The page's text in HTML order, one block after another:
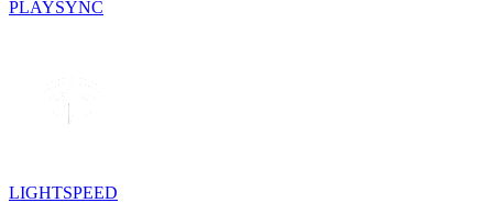
PLAYSYNC
LIGHTSPEED